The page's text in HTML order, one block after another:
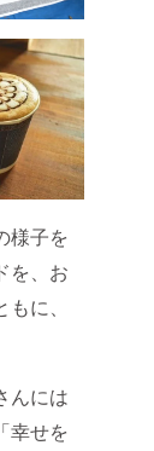
様子を
を、お
に、
んには
幸せを